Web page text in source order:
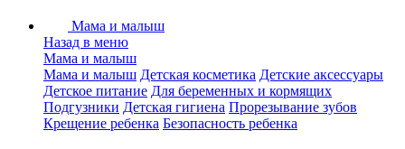
Мама и малыш
Назад в меню
Мама и малыш
Мама и малыш Детская косметика Детские аксессуары
Детское питание Для беременных и кормящих
Подгузники Детская гигиена Прорезывание зубов
Крещение ребенка Безопасность ребенка